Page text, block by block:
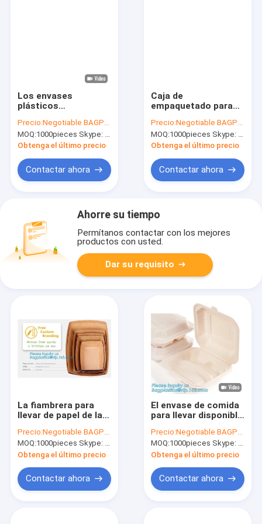
Los envases
plásticos
del bocadillo del
ANIMAL DOMÉSTICO
apelmazan la caja de
del plástico del
envase del pan con
de la cubierta
Precio:Negotiable BAGPLASTICS@YAHOO.COM
MOQ:1000pieces Skype: mydearneil
Obtenga el último precio
Contactar ahora
Caja de
empaquetado para
de la fiambrera de
papel de Kraft de la
comida disponible de
marrón de papel de
Kraft de la fuente
Precio:Negotiable BAGPLASTICS@YAHOO.COM
MOQ:1000pieces Skype: mydearneil
Obtenga el último precio
Contactar ahora
Ahorre su tiempo
Permítanos contactar con los mejores
productos con usted.
Dar su requisito
La fiambrera para
llevar de papel de la
con el tamaño
modificado para
requisitos
particulares,
disponible se lleva la
fiambrera del papel
comida
Precio:Negotiable BAGPLASTICS@YAHOO.COM
MOQ:1000pieces Skype: mydearneil
Obtenga el último precio
Contactar ahora
El envase de comida
para llevar disponible
bento del almidón de
maíz, se lleva la
comida
biodegradable
mezclada del
almidón de maíz del
Precio:Negotiable BAGPLASTICS@YAHOO.COM
MOQ:1000pieces Skype: mydearneil
Obtenga el último precio
Contactar ahora